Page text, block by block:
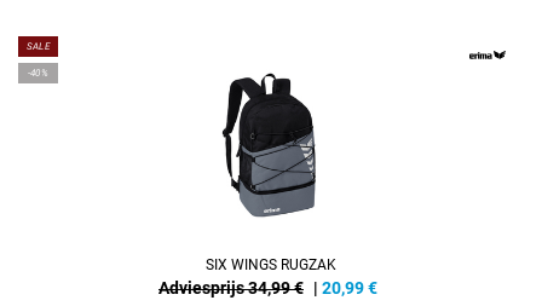
SALE
-40%
SIX WINGS RUGZAK
Adviesprijs 34,99 € | 20,99€